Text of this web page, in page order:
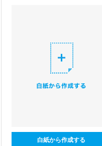
白紙から作成する